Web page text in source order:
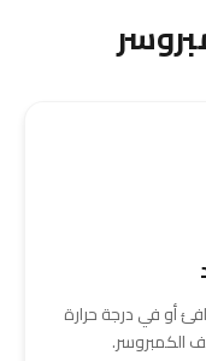
أو في درجة حرارة
الكمبروسر.